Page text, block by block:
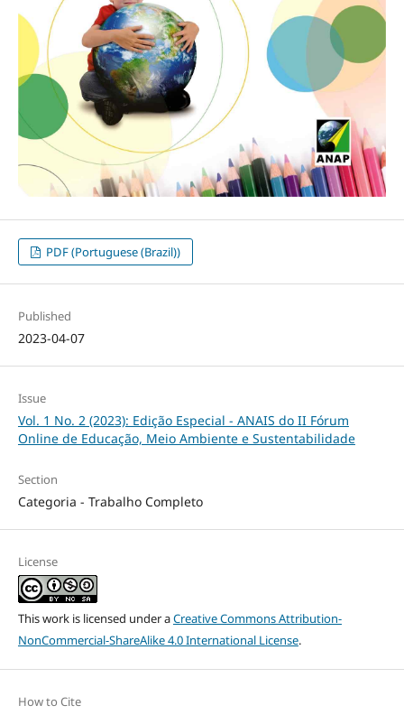
PDF (Portuguese (Brazil))
Published
2023-04-07
Issue
Vol. 1 No. 2 (2023): Edição Especial - ANAIS do II Fórum
Online de Educação, Meio Ambiente e Sustentabilidade
Section
Categoria - Trabalho Completo
License
This work is licensed under aCreative Commons Attribution-
NonCommercial-ShareAlike 4.0 International License.
How to Cite